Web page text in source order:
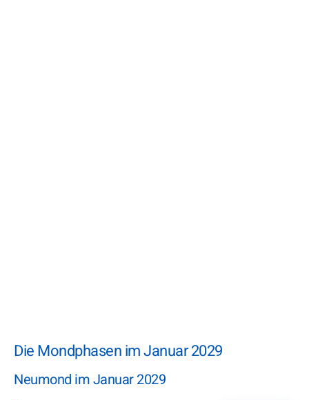
Die Mondphasen im Januar 2029
Neumond im Januar 2029